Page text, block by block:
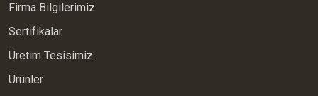
Firma Bilgilerimiz
Sertifikalar
Üretim Tesisimiz
Ürünler